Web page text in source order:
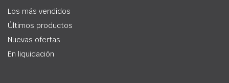
Los más vendidos
Últimos productos
Nuevas ofertas
En liquidación